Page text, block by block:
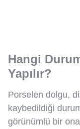
Hangi
Yapılır?
Porselen dolgu,
kaybedildiği
görünümlü bir